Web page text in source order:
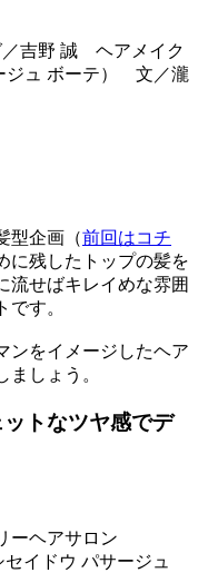
吉野 誠 ヘアメイク
ジュ ボーテ） 文／瀧
型企画（前回はコチ
に残したトップの髪を
流せばキレイめな雰囲
す。
ンをイメージしたヘア
しょう。
トなツヤ感でデ
ーヘアサロン
セイドウ パサージュ